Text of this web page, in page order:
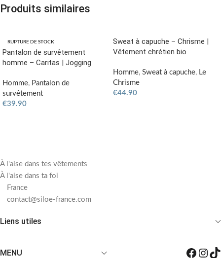
Produits similaires
RUPTURE DE STOCK
Pantalon de survêtement
homme – Caritas | Jogging
Homme, Pantalon de
survêtement
€39.90
Sweat à capuche – Chrisme |
Vêtement chrétien bio
Homme, Sweat à capuche, Le
Chrisme
€44.90
À l'aise dans tes vêtements
À l'aise dans ta foi
France
contact@siloe-france.com
Liens utiles
MENU